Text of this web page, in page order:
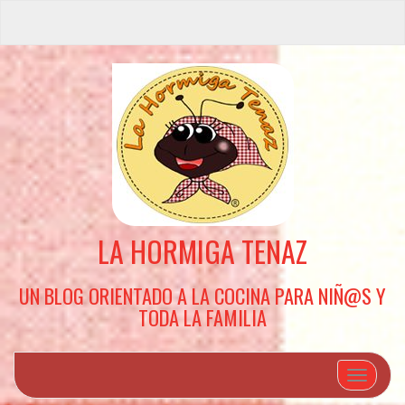
LA HORMIGA TENAZ
UN BLOG ORIENTADO A LA COCINA PARA NIÑ@S Y
TODA LA FAMILIA
Cambiar